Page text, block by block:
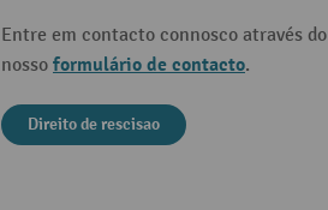
Entre em contacto connosco através do
nosso formulário de contacto.
Direito de rescisao